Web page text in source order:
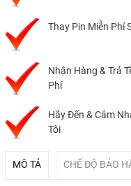
Thay Pin Miễn Phí
Nhận Hàng & Trả
Phí
Hãy Đến & Cảm
Tôi
MÔ TẢ CHẾ ĐỘ BẢO